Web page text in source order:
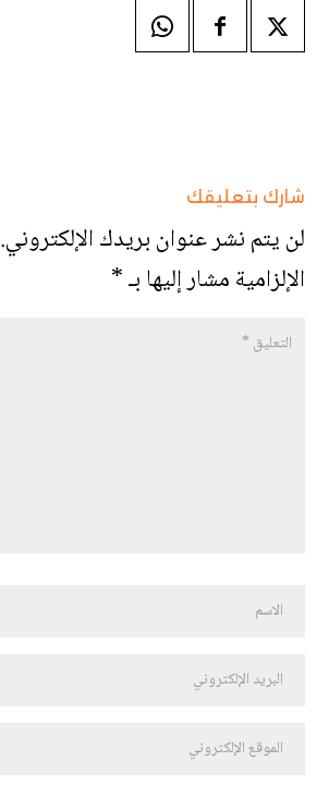
شارك بتعليقك
لن يتم نشر عنوان بريدك الإلكتروني.
الإلزامية مشار إليها بـ*